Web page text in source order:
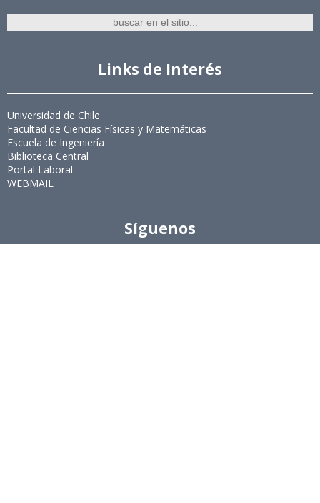
Links de Interés
Universidad de Chile
Facultad de Ciencias Físicas y Matemáticas
Escuela de Ingeniería
Biblioteca Central
Portal Laboral
WEBMAIL
Síguenos